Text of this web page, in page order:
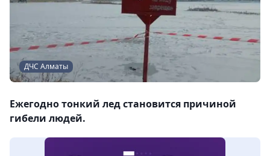
ДЧС Алматы
Ежегодно тонкий лед становится причиной
гибели людей.